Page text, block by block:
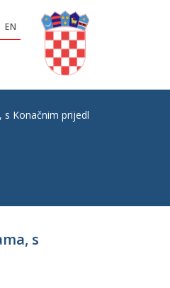
EN
Konačnim prijedlogom zakona, P.
s